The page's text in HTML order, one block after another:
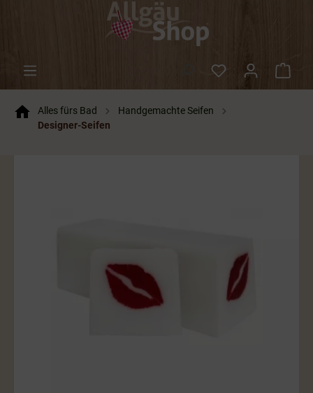
Alles fürs Bad
Handgemachte Seifen
Designer-Seifen